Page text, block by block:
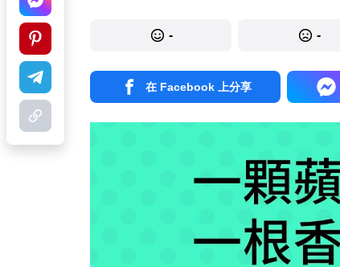
- -
在 Facebook 上分享